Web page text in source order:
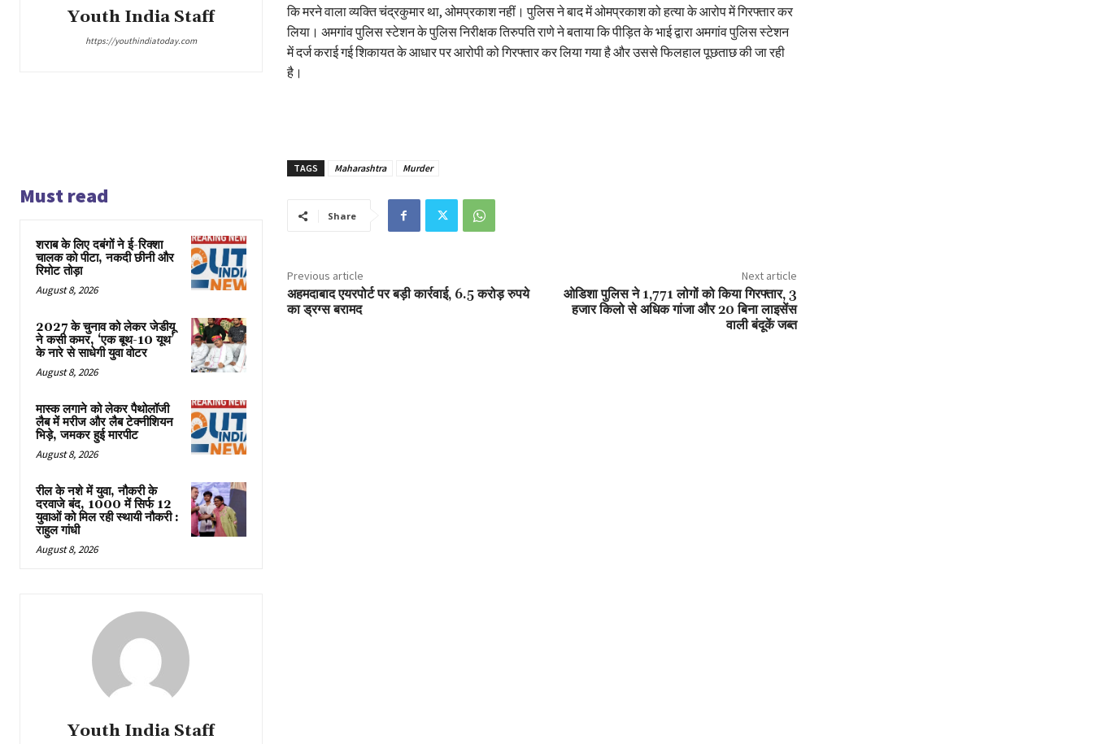
Youth India Staff
https://youthindiatoday.com
कि मरने वाला व्यक्ति चंद्रकुमार था, ओमप्रकाश नहीं। पुलिस ने बाद में ओमप्रकाश को हत्या के आरोप में गिरफ्तार कर
लिया। अमगांव पुलिस स्टेशन के पुलिस निरीक्षक तिरुपति राणे ने बताया कि पीड़ित के भाई द्वारा अमगांव पुलिस स्टेशन
में दर्ज कराई गई शिकायत के आधार पर आरोपी को गिरफ्तार कर लिया गया है और उससे फिलहाल पूछताछ की जा रही
है।
TAGS Maharashtra Murder
Must read
शराब के लिए दबंगों ने ई-रिक्शा
चालक को पीटा, नकदी छीनी और
रिमोट तोड़ा
August 8, 2026
2027 के चुनाव को लेकर जेडीयू
ने कसी कमर, ‘एक बूथ-10 यूथ’
के नारे से साधेगी युवा वोटर
August 8, 2026
मास्क लगाने को लेकर पैथोलॉजी
लैब में मरीज और लैब टेक्नीशियन
भिड़े, जमकर हुई मारपीट
August 8, 2026
रील के नशे में युवा, नौकरी के
दरवाजे बंद, 1000 में सिर्फ 12
युवाओं को मिल रही स्थायी नौकरी :
राहुल गांधी
August 8, 2026
Youth India Staff
Share
Previous article
अहमदाबाद एयरपोर्ट पर बड़ी कार्रवाई, 6.5 करोड़ रुपये
का ड्रग्स बरामद
Next article
ओडिशा पुलिस ने 1,771 लोगों को किया गिरफ्तार, 3
हजार किलो से अधिक गांजा और 20 बिना लाइसेंस
वाली बंदूकें जब्त